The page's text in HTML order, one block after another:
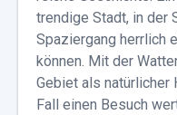
trendige Stadt, in der
Spaziergang herrlich
können. Mit der
Gebiet als natürlicher
Fall einen Besuch